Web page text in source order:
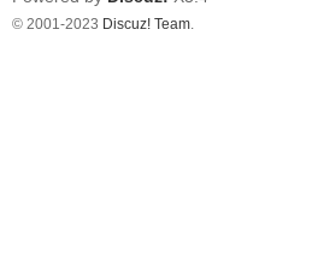
© 2001-2023 Discuz! Team.